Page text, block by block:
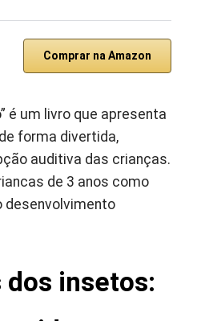
Comprar na Amazon
é um livro que apresenta
forma divertida,
auditiva das crianças.
de 3 anos como
desenvolvimento
dos insetos: